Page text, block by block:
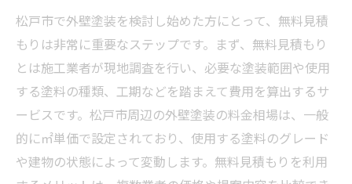
クと成功の秘訣
松戸市で外壁塗装の料金を徹底比較！安くて安
心できる選び方
外壁塗装の無料見積もりを賢く使って賢く節約
する方法
松戸市で外壁塗装を検討し始めた方にとって、無料見積
もりは非常に重要なステップです。まず、無料見積もり
とは施工業者が現地調査を行い、必要な塗装範囲や使用
する塗料の種類、工期などを踏まえて費用を算出するサ
ービスです。松戸市周辺の外壁塗装の料金相場は、一般
的に㎡単価で設定されており、使用する塗料のグレード
や建物の状態によって変動します。無料見積もりを利用